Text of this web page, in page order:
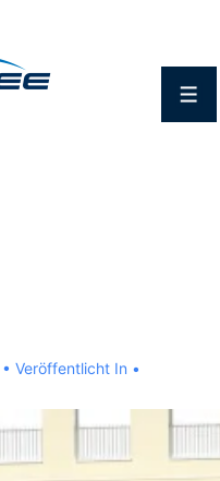
Veröffentlicht In